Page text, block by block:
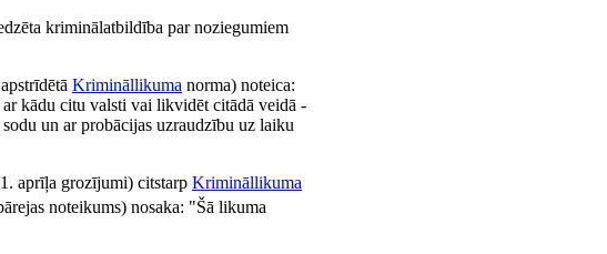
kriminālatbildība par noziegumiem
Krimināllikuma norma) noteica:
kādu citu valsti vai likvidēt citādā veidā -
un ar probācijas uzraudzību uz laiku
aprīļa grozījumi) citstarp Krimināllikuma
noteikums) nosaka: "Šā likuma